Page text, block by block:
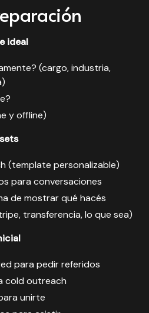
ideal
(cargo, industria,
y offline)
(template personalizable)
para conversaciones
de mostrar qué hacés
transferencia, lo que sea)
para pedir referidos
cold outreach
unirte